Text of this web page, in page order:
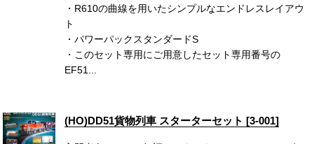
・R610の曲線を用いたシンプルなエンドレスレイアウ
ト
・パワーパックスタンダードS
・このセット専用にご用意したセット専用番号の
EF51...
(HO)DD51貨物列車 スターターセット [3-001]